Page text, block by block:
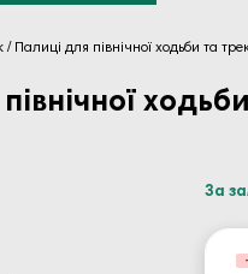
Палиці для північної ходьби та
За